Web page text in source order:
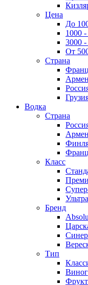
Цена
До
1000
3000
От
Страна
Водка
Страна
Класс
Бренд
Тип